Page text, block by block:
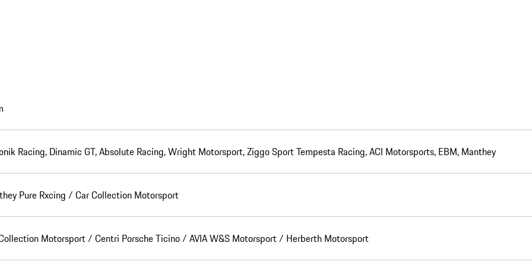
Racing, Dinamic GT, Absolute Racing, Wright Motorsport, Ziggo Sport Tempesta Racing, ACI Motorsports, EBM, Manthey
Pure Rxcing / Car Collection Motorsport
Motorsport / Centri Porsche Ticino / AVIA W&S Motorsport / Herberth Motorsport